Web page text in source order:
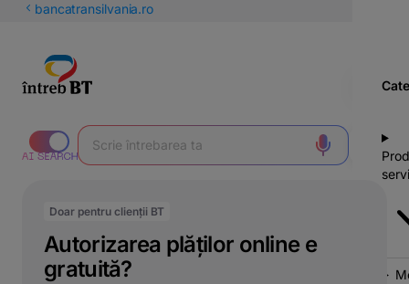
latineștibancatransilvania.ro
Doar pentru clienții BT
Autorizarea plăților online e
gratuită?